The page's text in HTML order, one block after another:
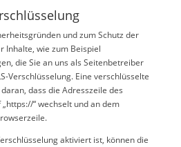
und zum Schutz der
Inhalte, wie zum Beispiel
die Sie an uns als Seitenbetreiber
Verschlüsselung. Eine verschlüsselte
dass die Adresszeile des
“ wechselt und an dem
aktiviert ist, können die